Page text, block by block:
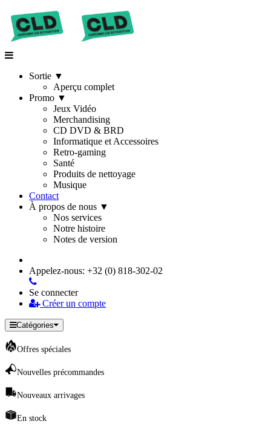
Sortie ▼
Aperçu complet
Promo ▼
Jeux Vidéo
Merchandising
CD DVD & BRD
Informatique et Accessoires
Retro-gaming
Santé
Produits de nettoyage
Musique
Contact
À propos de nous ▼
Nos services
Notre histoire
Notes de version
Appelez-nous: +32 (0) 818-302-02
Se connecter
Créer un compte
Catégories
Offres spéciales
Nouvelles précommandes
Nouveaux arrivages
En stock